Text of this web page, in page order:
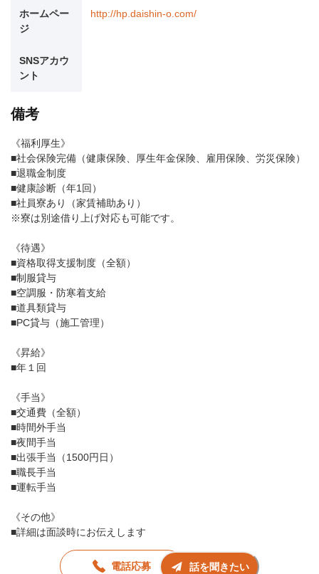
ホームペー
ジ
http://hp.daishin-o.com/
SNSアカウ
ント
備考
《福利厚生》
■社会保険完備（健康保険、厚生年金保険、雇用保険、労災保険）
■退職金制度
■健康診断（年1回）
■社員寮あり（家賃補助あり）
※寮は別途借り上げ対応も可能です。
《待遇》
■資格取得支援制度（全額）
■制服貸与
■空調服・防寒着支給
■道具類貸与
■PC貸与（施工管理）
《昇給》
■年１回
《手当》
■交通費（全額）
■時間外手当
■夜間手当
■出張手当（1500円日）
■職長手当
■運転手当
《その他》
■詳細は面談時にお伝えします
電話応募 話を聞きたい